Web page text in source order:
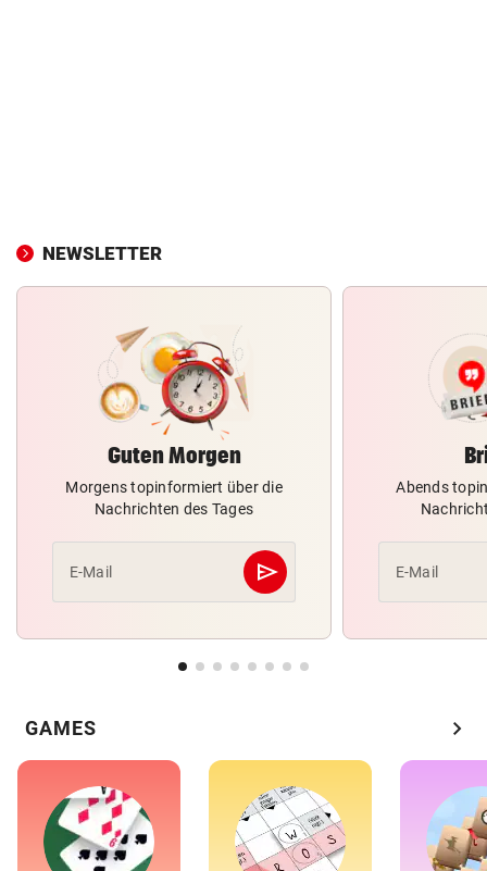
NEWSLETTER
Guten Morgen
Morgens topinformiert über die
Nachrichten des Tages
E-Mail send
Abschicken
Abends
E-Mail
GAMES chevron_right